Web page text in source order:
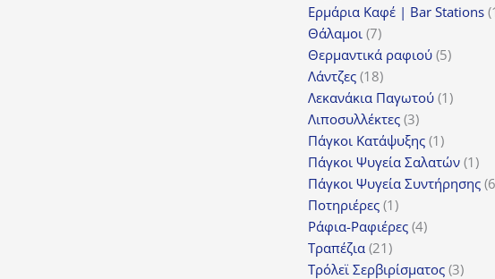
προϊόντα
Ερμάρια Καφέ | Bar Stations
Θάλαμοι 77
προϊόντα
Θερμαντικά ραφιού 55
Λάντζες 1818
προϊόντα
Λεκανάκια Παγωτού 11
Λιποσυλλέκτες 33
προϊόντα
Πάγκοι Κατάψυξης 11
προϊόν
Πάγκοι Ψυγεία Σαλατών 11
Πάγκοι Ψυγεία Συντήρησης 6
Ποτηριέρες 11
προϊόν
Ράφια-Ραφιέρες 44
Τραπέζια 2121
προϊόντα
Τρόλεϊ Σερβιρίσματος 33